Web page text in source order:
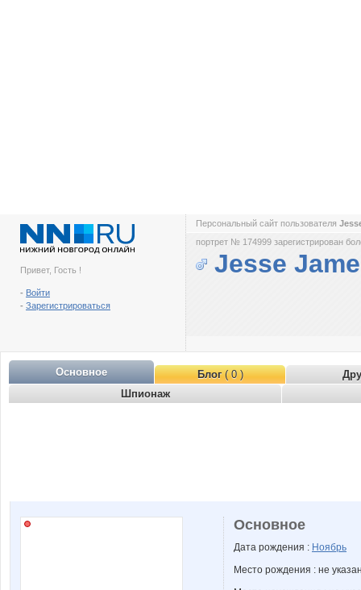
Привет, Гость !
- Войти
- Зарегистрироваться
Персональный сайт пользователя
портрет № 174999 зарегистрирован
Jesse
Основное Блог( 0 )
Шпионаж
Основное
Дата рождения : Ноябрь
Место рождения : не